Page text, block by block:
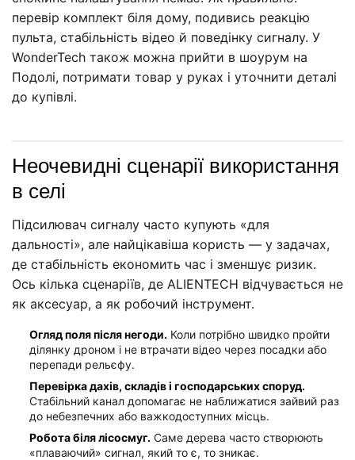
перевір комплект біля дому, подивись реакцію
пульта, стабільність відео й поведінку сигналу. У
WonderTech також можна прийти в шоурум на
Подолі, потримати товар у руках і уточнити деталі
до купівлі.
Неочевидні сценарії використання
в селі
Підсилювач сигналу часто купують «для
дальності», але найцікавіша користь — у задачах,
де стабільність економить час і зменшує ризик.
Ось кілька сценаріїв, де ALIENTECH відчувається не
як аксесуар, а як робочий інструмент.
Огляд поля після негоди. Коли потрібно швидко пройти
ділянку дроном і не втрачати відео через посадки або
перепади рельєфу.
Перевірка дахів, складів і господарських споруд.
Стабільний канал допомагає не наближатися зайвий раз
до небезпечних або важкодоступних місць.
Робота біля лісосмуг. Саме дерева часто створюють
«плаваючий» сигнал, який то є, то зникає.